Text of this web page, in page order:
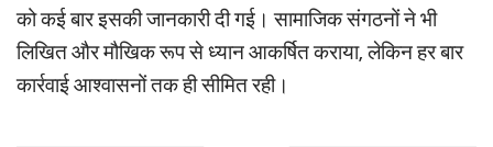
को कई बार इसकी जानकारी दी गई। सामाजिक संगठनों ने भी
लिखित और मौखिक रूप से ध्यान आकर्षित कराया, लेकिन हर बार
कार्रवाई आश्वासनों तक ही सीमित रही।